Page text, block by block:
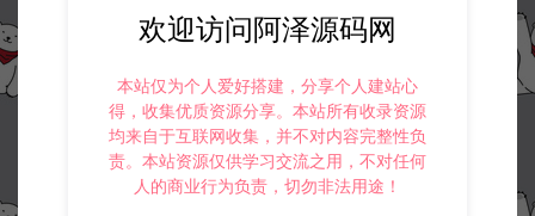
欢迎访问阿泽源码网
本站仅为个人爱好搭建，分享个人建站心
得，收集优质资源分享。本站所有收录资源
均来自于互联网收集，并不对内容完整性负
责。本站资源仅供学习交流之用，不对任何
人的商业行为负责，切勿非法用途！